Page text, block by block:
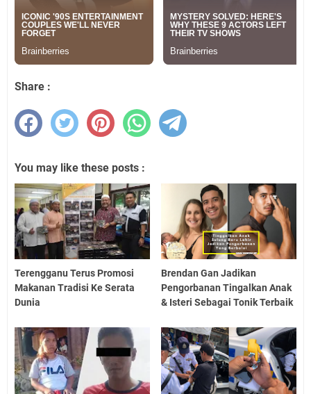
Share :
You may like these posts :
Terengganu Terus Promosi
Makanan Tradisi Ke Serata
Dunia
Brendan Gan Jadikan
Pengorbanan Tingalkan Anak
& Isteri Sebagai Tonik Terbaik